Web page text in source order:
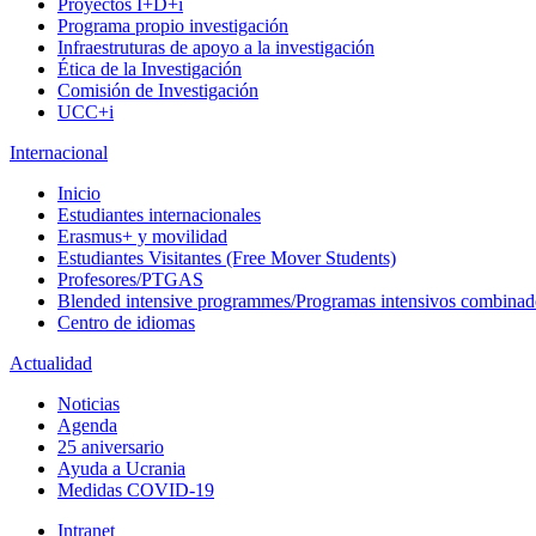
Proyectos I+D+i
Programa propio investigación
Infraestruturas de apoyo a la investigación
Ética de la Investigación
Comisión de Investigación
UCC+i
Internacional
Inicio
Estudiantes internacionales
Erasmus+ y movilidad
Estudiantes Visitantes (Free Mover Students)
Profesores/PTGAS
Blended intensive programmes/Programas intensivos
Centro de idiomas
Actualidad
Noticias
Agenda
25 aniversario
Ayuda a Ucrania
Medidas COVID-19
Intranet